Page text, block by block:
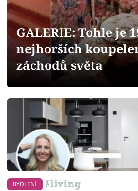
Přihlášení
Sledujte nás
GALERIE: Tohle je
nejhorších
záchodů světa
BYDLENÍ